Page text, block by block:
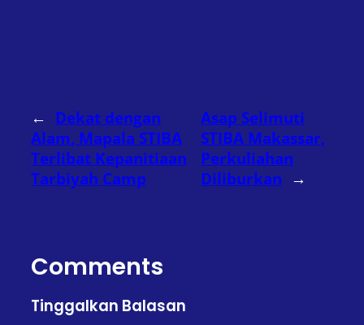
← Dekat dengan
Alam, Mapala STIBA
Terlibat Kepanitiaan
Tarbiyah Camp
Asap Selimuti
STIBA Makassar,
Perkuliahan
Diliburkan →
Comments
Tinggalkan Balasan